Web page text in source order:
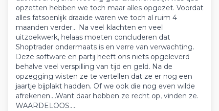
opzetten hebben we toch maar alles opgezet. Voordat
alles fatsoenlijk draaide waren we toch al ruim 4
maanden verder... Na veel klachten en veel
uitzoekwerk, helaas moeten concluderen dat
Shoptrader ondermaats is en verre van verwachting.
Deze software en partij heeft ons niets opgeleverd
behalve veel verspilling van tijd en geld. Na de
opzegging wisten ze te vertellen dat ze er nog een
jaartje bijplakt hadden. Of we ook die nog even wilde
afrekenen....Want daar hebben ze recht op, vinden ze.
WAARDELOOS.....